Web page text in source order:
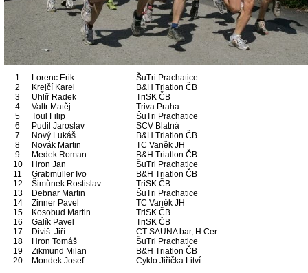
1 Lorenc Erik
ŠuTri Prachatice
2
Krejčí Karel
B&H Triatlon ČB
3
Uhlíř Radek
TriSK ČB
4
Valtr Matěj
Triva Praha
5
Toul Filip
ŠuTri Prachatice
6
Pudil Jaroslav
SCV Blatná
7
Nový Lukáš
B&H Triatlon ČB
8
Novák Martin
TC Vaněk JH
9
Medek Roman
B&H Triatlon ČB
10
Hron Jan
ŠuTri Prachatice
11
Grabmüller Ivo
B&H Triatlon ČB
12
Šimůnek Rostislav
TriSK ČB
13
Debnar Martin
ŠuTri Prachatice
14
Zinner Pavel
TC Vaněk JH
15
Kosobud Martin
TriSK ČB
16
Galík Pavel
TriSK ČB
17
Diviš Jiří
CT SAUNA bar, H.Cer
18
Hron Tomáš
ŠuTri Prachatice
19
Zikmund Milan
B&H Triatlon ČB
20
Mondek Josef Cyklo Jiřička Litví